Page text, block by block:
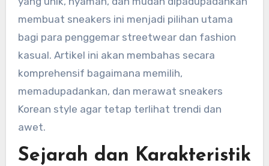
membuat sneakers ini menjadi pilihan utama
bagi para penggemar streetwear dan fashion
kasual. Artikel ini akan membahas secara
komprehensif bagaimana memilih,
memadupadankan, dan merawat sneakers
Korean style agar tetap terlihat trendi dan
awet.
Sejarah dan Karakteristik